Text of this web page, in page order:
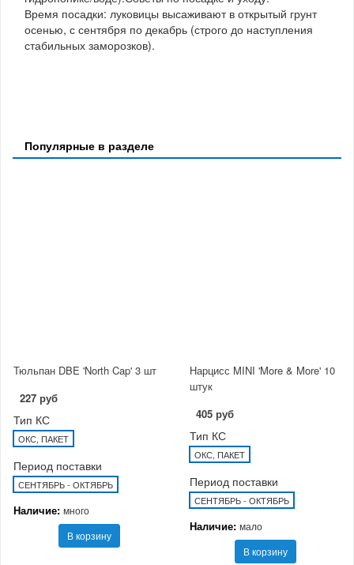
Время посадки: луковицы высаживают в открытый грунт
осенью, с сентября по декабрь (строго до наступления
стабильных заморозков).
Популярные в разделе
Тюльпан DBE 'North Cap' 3 шт
227 руб
Тип КС
ОКС, ПАКЕТ
Период поставки
СЕНТЯБРЬ - ОКТЯБРЬ
Наличие: много
В корзину
Нарцисс MINI 'More & More' 10
штук
405 руб
Тип КС
ОКС, ПАКЕТ
Период поставки
СЕНТЯБРЬ - ОКТЯБРЬ
Наличие: мало
В корзину